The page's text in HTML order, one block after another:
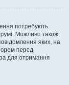
потребують
Можливо також,
яких, на
перед
для отримання